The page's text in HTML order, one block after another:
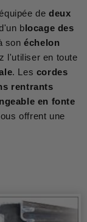
de deux
blocage des
sonéchelon
l'utiliser en toute
. Les cordes
rentrants
en fonte
offrent une